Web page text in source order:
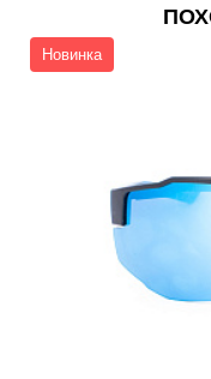
Новинка